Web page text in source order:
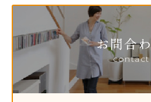
お問合
contact